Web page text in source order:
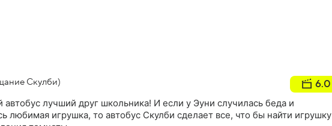
Скулби) 6.0
лучший друг школьника! И если у Эyни случилась беда и
любимая игрушка, то автобус Скулби сделает все, что бы найти игрушку